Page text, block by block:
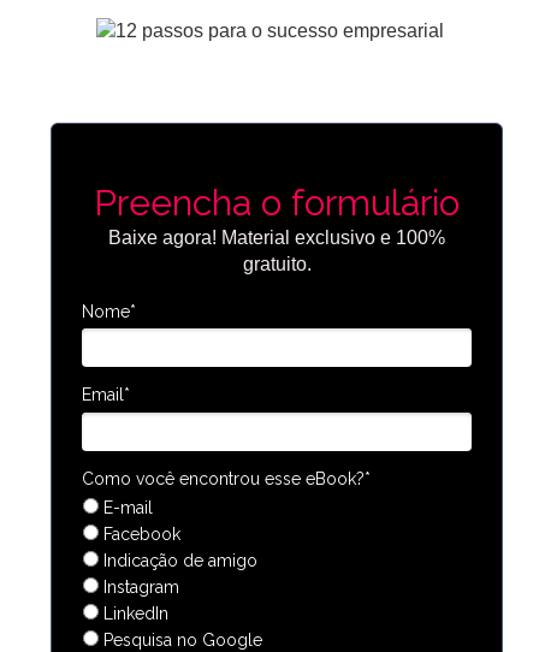
Preencha o formulário
Baixe agora! Material exclusivo e 100%
gratuito.
Nome*
Email*
Como você encontrou esse eBook?*
E-mail
Facebook
Indicação de amigo
Instagram
LinkedIn
Pesquisa no Google